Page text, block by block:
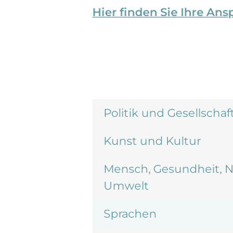
Hier finden Sie Ihre
Politik und
Kunst und Kultur
Mensch, Gesundheit,
Umwelt
Sprachen